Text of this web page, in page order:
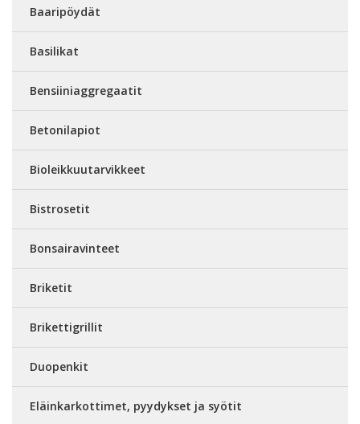
Baaripöydät
Basilikat
Bensiiniaggregaatit
Betonilapiot
Bioleikkuutarvikkeet
Bistrosetit
Bonsairavinteet
Briketit
Brikettigrillit
Duopenkit
Eläinkarkottimet, pyydykset ja syötit